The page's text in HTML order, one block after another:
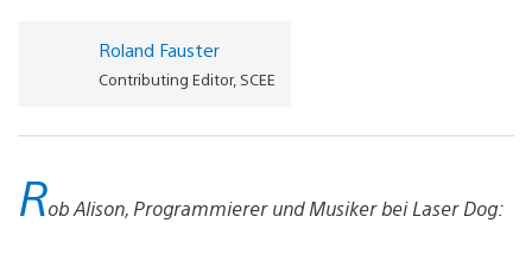
Roland Fauster
Contributing Editor, SCEE
Rob Alison, Programmierer und Musiker bei Laser Dog: